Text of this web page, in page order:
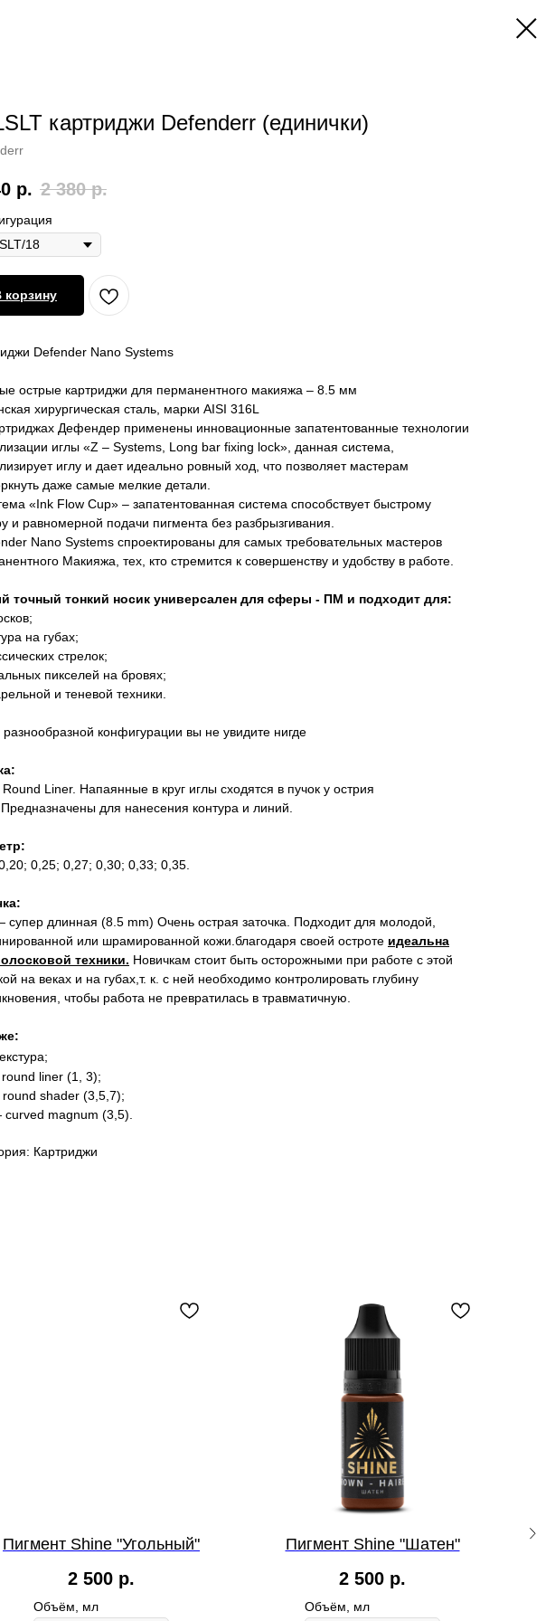
картриджи Defenderr (единички)
р. 2 380 р.
корзину
Defender Nano Systems
острые картриджи для перманентного макияжа – 8.5 мм
хирургическая сталь, марки AISI 316L
Дефендер применены инновационные запатентованные технологии
иглы «Z – Systems, Long bar fixing lock», данная система,
иглу и дает идеально ровный ход, что позволяет мастерам
даже самые мелкие детали.
«Ink Flow Cup» – запатентованная система способствует быстрому
и равномерной подачи пигмента без разбрызгивания.
Nano Systems спроектированы для самых требовательных мастеров
Макияжа, тех, кто стремится к совершенству и удобству в работе.
точный тонкий носик универсален для сферы - ПМ и подходит для:
на губах;
стрелок;
пикселей на бровях;
и теневой техники.
разнообразной конфигурации вы не увидите нигде
Liner. Напаянные в круг иглы сходятся в пучок у острия
для нанесения контура и линий.
0,25; 0,27; 0,30; 0,33; 0,35.
супер длинная (8.5 mm) Очень острая заточка. Подходит для молодой,
или шрамированной кожи.благодаря своей остроте идеальна
техники. Новичкам стоит быть осторожными при работе с этой
на веках и на губах,т. к. с ней необходимо контролировать глубину
чтобы работа не превратилась в травматичную.
liner (1, 3);
shader (3,5,7);
magnum (3,5).
Картриджи
Пигмент Shine "Угольный"
2 500 р.
Объём, мл
Пигмент Shine "Шатен"
2 500 р.
Объём, мл